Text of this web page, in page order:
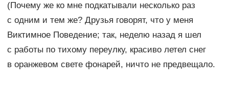
(Почему же ко мне подкатывали несколько раз
с одним и тем же? Друзья говорят, что у меня
Виктимное Поведение; так, неделю назад я шел
с работы по тихому переулку, красиво летел снег
в оранжевом свете фонарей, ничто не предвещало.